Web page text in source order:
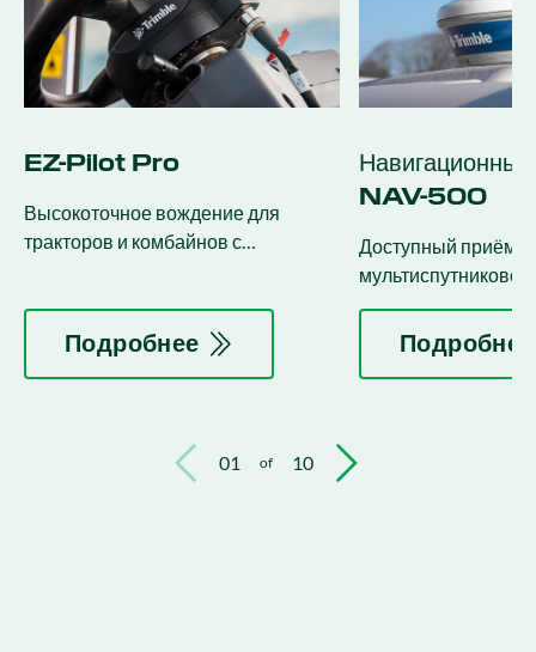
EZ-Pilot Pro
Высокоточное вождение для
тракторов и комбайнов с
Подробнее
NAV-500
Доступный
позиционирования.
Подробнее
01 of 10